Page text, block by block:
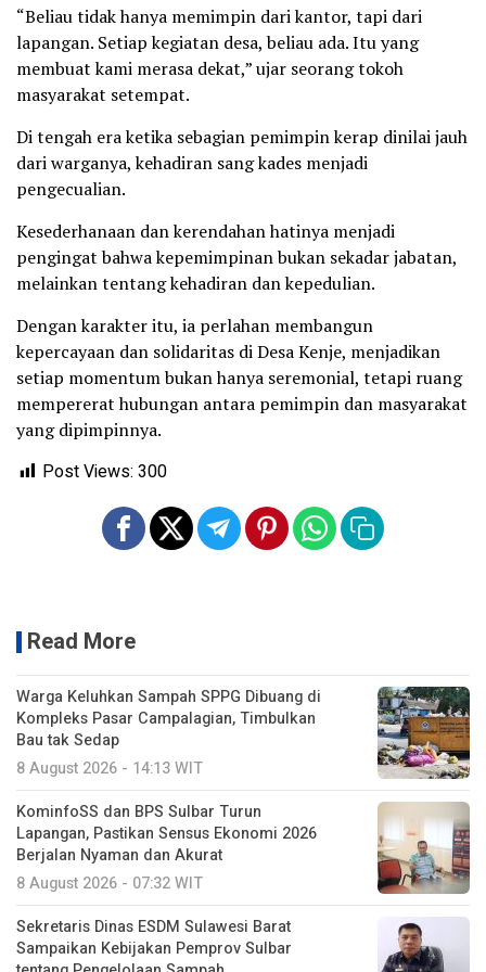
“Beliau tidak hanya memimpin dari kantor, tapi dari
lapangan. Setiap kegiatan desa, beliau ada. Itu yang
membuat kami merasa dekat,” ujar seorang tokoh
masyarakat setempat.
Di tengah era ketika sebagian pemimpin kerap dinilai jauh
dari warganya, kehadiran sang kades menjadi
pengecualian.
Kesederhanaan dan kerendahan hatinya menjadi
pengingat bahwa kepemimpinan bukan sekadar jabatan,
melainkan tentang kehadiran dan kepedulian.
Dengan karakter itu, ia perlahan membangun
kepercayaan dan solidaritas di Desa Kenje, menjadikan
setiap momentum bukan hanya seremonial, tetapi ruang
mempererat hubungan antara pemimpin dan masyarakat
yang dipimpinnya.
Post Views: 300
Read More
Warga Keluhkan Sampah SPPG Dibuang di
Kompleks Pasar Campalagian, Timbulkan
Bau tak Sedap
8 August 2026 - 14:13 WIT
KominfoSS dan BPS Sulbar Turun
Lapangan, Pastikan Sensus Ekonomi 2026
Berjalan Nyaman dan Akurat
8 August 2026 - 07:32 WIT
Sekretaris Dinas ESDM Sulawesi Barat
Sampaikan Kebijakan Pemprov Sulbar